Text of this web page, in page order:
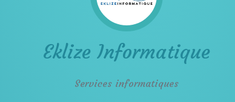
Eklize Informatique
Services informatiques